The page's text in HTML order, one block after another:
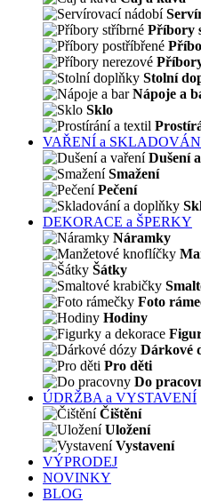
Příbory
Stolní
Nápoje a
Sklo
VAŘENÍ a
Dušení
Smažení
Pečení
DEKORACE a ŠPERKY
Náramky
Šátky
Foto
Hodiny
Dárkové
Pro děti
Do
ÚDRŽBA a VYSTAVENÍ
Čištění
Uložení
Vystavení
VÝPRODEJ
NOVINKY
BLOG